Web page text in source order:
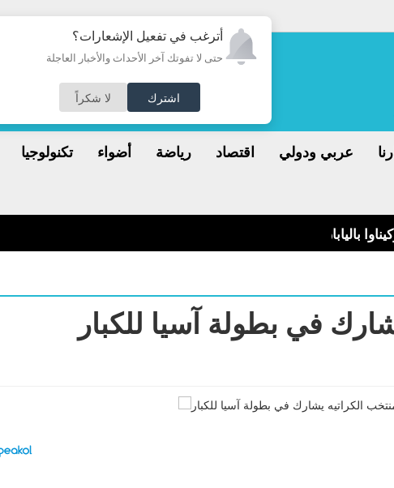
أترغب في تفعيل الإشعارات؟
حتى لا تفوتك آخر الأحداث والأخبار العاجلة
اشترك لا شكراً
عربي ودولي اقتصاد رياضة أضواء تكنولوجيا
باليابان والصين تستعد لوصوله
في بطولة آسيا للكبار